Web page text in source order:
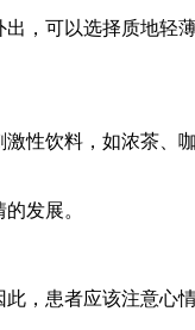
，可以选择质地轻
性饮料，如浓茶、
发展。
，患者应该注意心